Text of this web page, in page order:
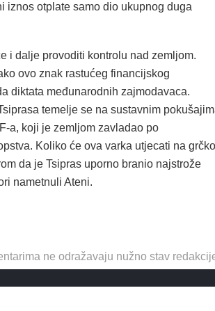
iznos otplate samo dio ukupnog duga
i dalje provoditi kontrolu nad zemljom.
ovo znak rastućeg financijskog
diktata međunarodnih zajmodavaca.
temelje se na sustavnim
a, koji je zemljom zavladao po
Koliko će ova varka utjecati na grčko
da je Tsipras uporno branio najstrože
nametnuli Ateni.
ne odražavaju nužno stav